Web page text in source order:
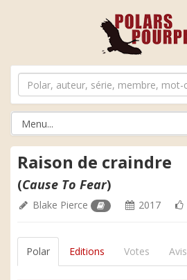
Raison de craindre
(Cause To Fear)
Blake Pierce 2017
Polar Editions Votes Avis